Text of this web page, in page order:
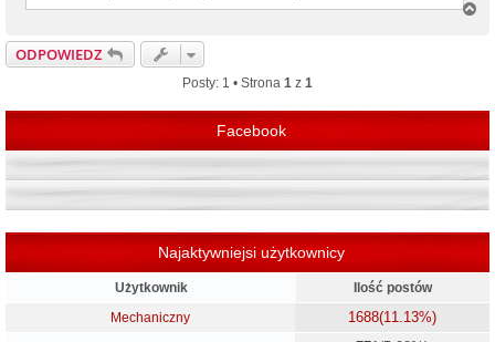
ODPOWIEDZ
Posty: 1 • Strona 1 z 1
Facebook
Najaktywniejsi użytkownicy
Użytkownik
Ilość postów
Mechaniczny
1688(11.13%)